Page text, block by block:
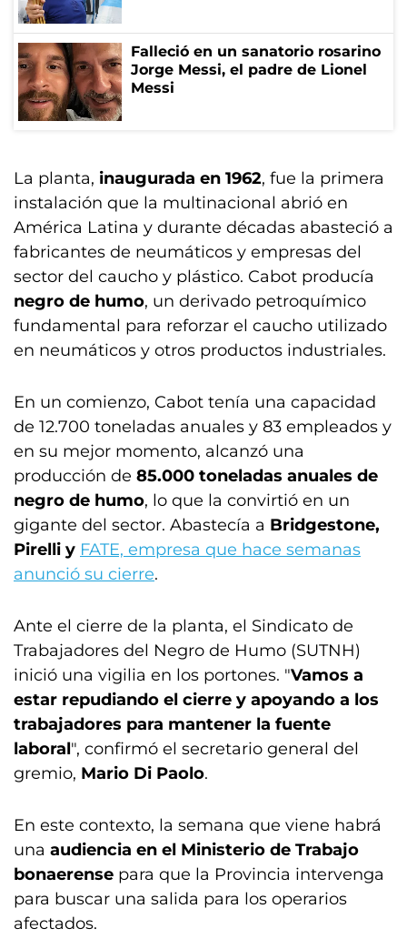
Falleció en un sanatorio rosarino
Jorge Messi, el padre de Lionel
Messi
La planta, inaugurada en 1962, fue la primera
instalación que la multinacional abrió en
América Latina y durante décadas abasteció a
fabricantes de neumáticos y empresas del
sector del caucho y plástico. Cabot producía
negro de humo, un derivado petroquímico
fundamental para reforzar el caucho utilizado
en neumáticos y otros productos industriales.
En un comienzo, Cabot tenía una capacidad
de 12.700 toneladas anuales y 83 empleados y
en su mejor momento, alcanzó una
producción de 85.000 toneladas anuales de
negro de humo, lo que la convirtió en un
gigante del sector. Abastecía a Bridgestone,
Pirelli y FATE, empresa que hace semanas
anunció su cierre.
Ante el cierre de la planta, el Sindicato de
Trabajadores del Negro de Humo (SUTNH)
inició una vigilia en los portones. "Vamos a
estar repudiando el cierre y apoyando a los
trabajadores para mantener la fuente
laboral", confirmó el secretario general del
gremio, Mario Di Paolo.
En este contexto, la semana que viene habrá
una audiencia en el Ministerio de Trabajo
bonaerense para que la Provincia intervenga
para buscar una salida para los operarios
afectados.